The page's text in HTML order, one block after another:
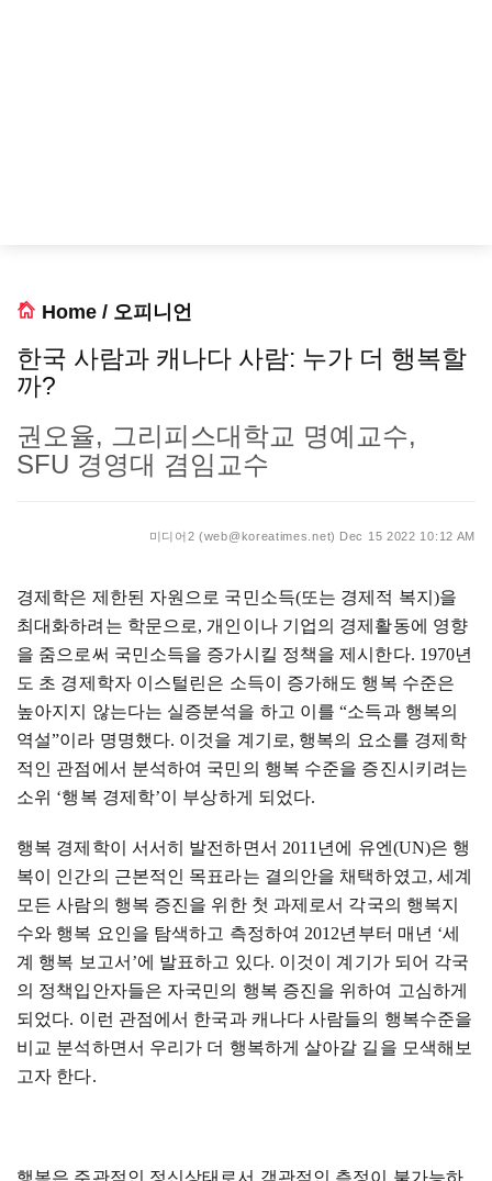
Home / 오피니언
한국 사람과 캐나다 사람: 누가 더 행복할
까?
권오율, 그리피스대학교 명예교수,
SFU 경영대 겸임교수
미디어2 (web@koreatimes.net) Dec 15 2022 10:12 AM
경제학은 제한된 자원으로 국민소득(또는 경제적 복지 )을
최대화하려는 학문으로, 개인이나 기업의 경제활동에 영향
을 줌으로써 국민소득을 증가시킬 정책을 제시한다. 1970년
도 초 경제학자 이스털린은 소득이 증가해도 행복 수준은
높아지지 않는다는 실증분석을 하고 이를“소득과 행복의
역설”이라 명명했다. 이것을 계기로, 행복의 요소를 경제학
적인 관점에서 분석하여 국민의 행복 수준을 증진시키려는
소위 ‘행복 경제학’이 부상하게 되었다.
행복 경제학이 서서히 발전하면서 2011 년에 유엔 (UN)은 행
복이 인간의 근본적인 목표라는 결의안을 채택하였고, 세계
모든 사람의 행복 증진을 위한 첫 과제로서 각국의 행복지
수와 행복 요인을 탐색하고 측정하여 2012년부터 매년 ‘세
계 행복 보고서 ’에 발표하고 있다. 이것이 계기가 되어 각국
의 정책입안자들은 자국민의 행복 증진을 위하여 고심하게
되었다. 이런 관점에서 한국과 캐나다 사람들의 행복수준을
비교 분석하면서 우리가 더 행복하게 살아갈 길을 모색해보
고자 한다.
행복은 주관적인 정신상태로서 객관적인 측정이 불가능하